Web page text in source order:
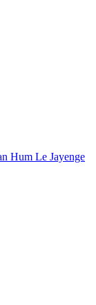
Hum Le Jayenge